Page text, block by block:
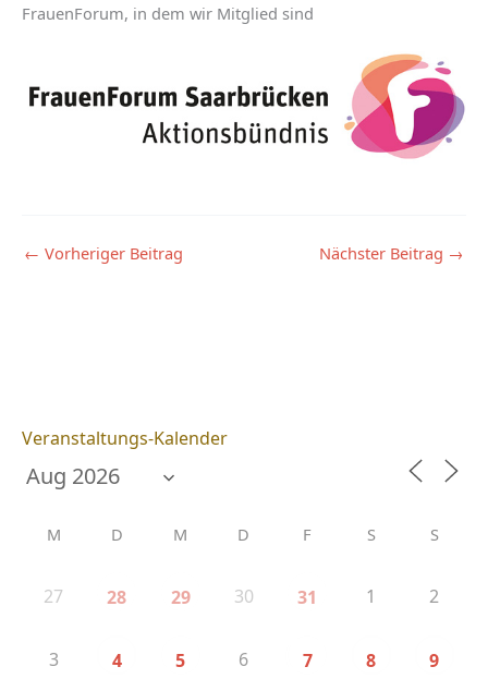
FrauenForum, in dem wir Mitglied sind
← Vorheriger Beitrag Nächster Beitrag →
Veranstaltungs-Kalender
M D M D F S S
27 28 29 30 31 1 2
3 4 5 6 7 8 9